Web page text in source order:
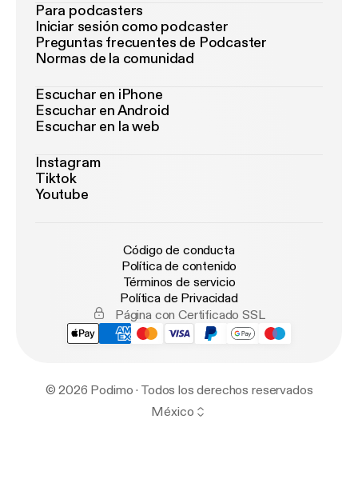
Para podcasters
Iniciar sesión como podcaster
Preguntas frecuentes de Podcaster
Normas de la comunidad
Escuchar en iPhone
Escuchar en Android
Escuchar en la web
Instagram
Tiktok
Youtube
Código de conducta
Política de contenido
Términos de servicio
Política de Privacidad
Página con Certificado SSL
© 2026 Podimo · Todos los derechos reservados
México